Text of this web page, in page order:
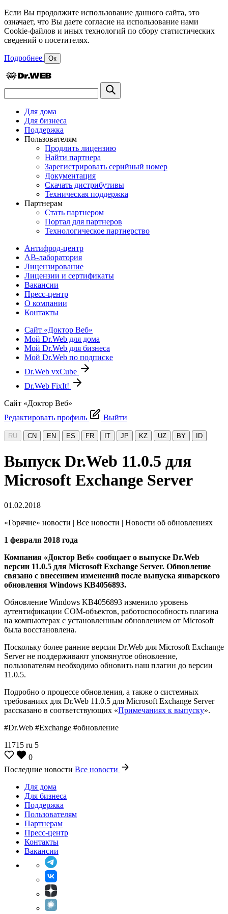
Если Вы продолжите использование данного сайта, это
означает, что Вы даете согласие на использование нами
Cookie-файлов и иных технологий по сбору статистических
сведений о посетителях.
Подробнее Ок
Для дома
Для бизнеса
Поддержка
Пользователям
Продлить лицензию
Найти партнера
Зарегистрировать серийный номер
Документация
Скачать дистрибутивы
Техническая поддержка
Партнерам
Стать партнером
Портал для партнеров
Технологическое партнерство
Антифрод-центр
АВ-лаборатория
Лицензирование
Лицензии и сертификаты
Вакансии
Пресс-центр
О компании
Контакты
Сайт «Доктор Веб»
Мой Dr.Web для дома
Мой Dr.Web для бизнеса
Мой Dr.Web по подписке
Dr.Web vxCube
Dr.Web FixIt!
Сайт «Доктор Веб»
Редактировать профиль
Выйти
RU CN EN ES FR IT JP KZ UZ BY ID
Выпуск Dr.Web 11.0.5 для
Microsoft Exchange Server
01.02.2018
«Горячие» новости | Все новости | Новости об обновлениях
1 февраля 2018 года
Компания «Доктор Веб» сообщает о выпуске Dr.Web
версии 11.0.5 для Microsoft Exchange Server. Обновление
связано с внесением изменений после выпуска январского
обновления Windows KB4056893.
Обновление Windows KB4056893 изменило уровень
аутентификации COM-объектов, работоспособность плагина
на компьютерах с установленным обновлением от Microsoft
была восстановлена.
Поскольку более ранние версии Dr.Web для Microsoft Exchange
Server не поддерживают упомянутое обновление,
пользователям необходимо обновить наш плагин до версии
11.0.5.
Подробно о процессе обновления, а также о системных
требованиях для Dr.Web 11.0.5 для Microsoft Exchange Server
рассказано в соответствующих «Примечаниях к выпуску».
#Dr.Web #Exchange #обновление
11715 ru 5
0
Последние новости Все новости
Для дома
Для бизнеса
Поддержка
Пользователям
Партнерам
Пресс-центр
Контакты
Вакансии